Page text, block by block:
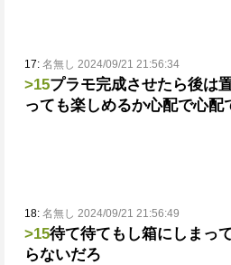
17: 名無し 2024/09/21 21:56:34
>15プラモ完成させたら後は
っても楽しめるか心配で心配
18: 名無し 2024/09/21 21:56:49
>15待て待て もし箱にしまっ
らないだろ